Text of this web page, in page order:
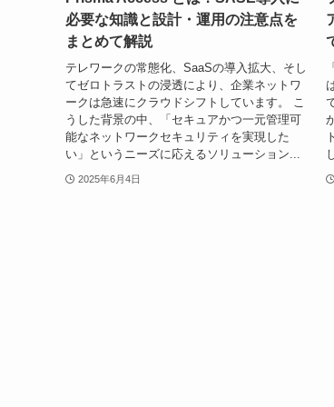
必要な知識と設計・運用の注意点を
まとめて解説
テレワークの常態化、SaaSの導入拡大、そし
てゼロトラストの浸透により、企業ネットワ
ークは急速にクラウドシフトしています。 こ
うした背景の中、「セキュアかつ一元管理可
能なネットワークセキュリティを実現した
い」というニーズに応えるソリューション...
2025年6月4日